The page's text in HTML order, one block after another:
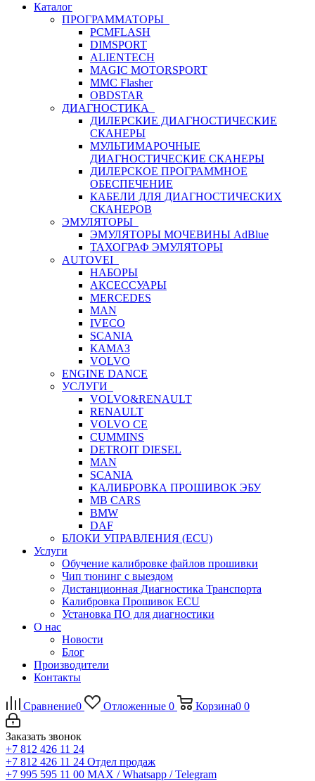
Каталог
ПРОГРАММАТОРЫ
PCMFLASH
DIMSPORT
ALIENTECH
MAGIC MOTORSPORT
MMC Flasher
OBDSTAR
ДИАГНОСТИКА
ДИЛЕРСКИЕ ДИАГНОСТИЧЕСКИЕ
СКАНЕРЫ
МУЛЬТИМАРОЧНЫЕ
ДИАГНОСТИЧЕСКИЕ СКАНЕРЫ
ДИЛЕРСКОЕ ПРОГРАММНОЕ
ОБЕСПЕЧЕНИЕ
КАБЕЛИ ДЛЯ ДИАГНОСТИЧЕСКИХ
СКАНЕРОВ
ЭМУЛЯТОРЫ
ЭМУЛЯТОРЫ МОЧЕВИНЫ АdBlue
ТАХОГРАФ ЭМУЛЯТОРЫ
AUTOVEI
НАБОРЫ
АКСЕССУАРЫ
MERCEDES
MAN
IVECO
SCANIA
КАМАЗ
VOLVO
ENGINE DANCE
УСЛУГИ
VOLVO&RENAULT
RENAULT
VOLVO CE
CUMMINS
DETROIT DIESEL
MAN
SCANIA
КАЛИБРОВКА ПРОШИВОК ЭБУ
MB CARS
BMW
DAF
БЛОКИ УПРАВЛЕНИЯ (ECU)
Услуги
Обучение калибровке файлов прошивки
Чип тюнинг с выездом
Дистанционная Диагностика Транспорта
Калибровка Прошивок ECU
Установка ПО для диагностики
О нас
Новости
Блог
Производители
Контакты
Сравнение0 Отложенные 0 Корзина0 0
Заказать звонок
+7 812 426 11 24
+7 812 426 11 24 Отдел продаж
+7 995 595 11 00 MAX / Whatsapp / Telegram